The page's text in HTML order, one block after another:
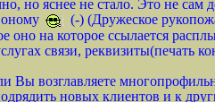
но яснее не стало. Это не сам
(-) (Дружеское
оно на которое ссылается
связи, реквизиты(печать
Вы возглавляете
новых клиентов и к